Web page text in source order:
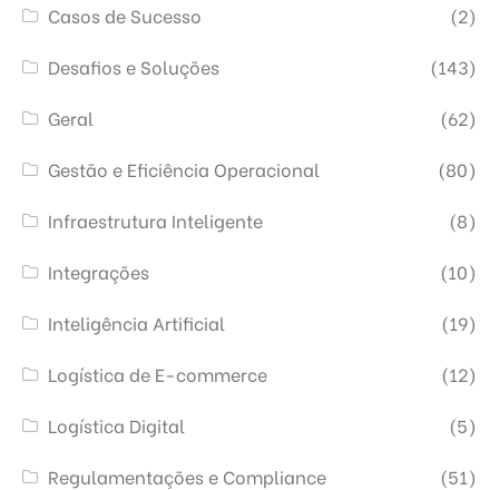
Casos de Sucesso
(2)
Desafios e Soluções
(143)
Geral
(62)
Gestão e Eficiência Operacional
(80)
Infraestrutura Inteligente
(8)
Integrações
(10)
Inteligência Artificial
(19)
Logística de E-commerce
(12)
Logística Digital
(5)
Regulamentações e Compliance
(51)